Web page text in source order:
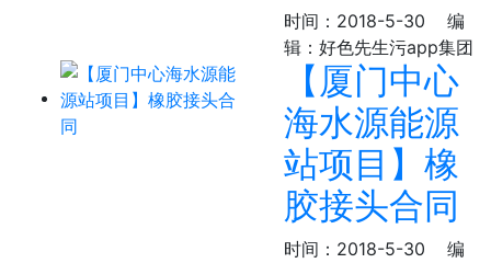
时间：2018-5-30
编
辑：好色先生污app集团
【厦门中心
海水源能源
站项目】橡
胶接头合同
时间：2018-5-30
编